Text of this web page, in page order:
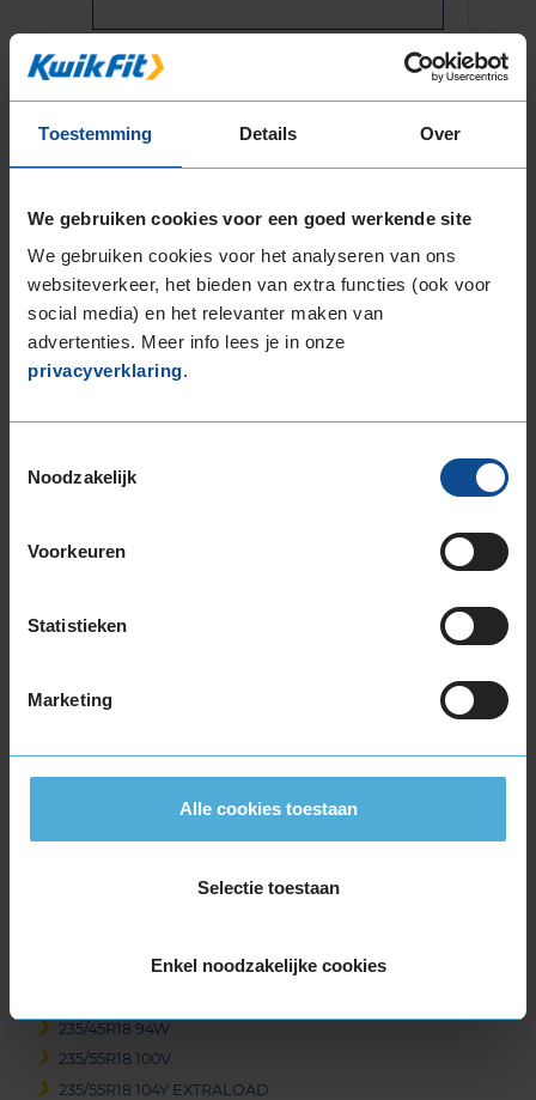
Toestemming Details Over
We gebruiken cookies voor een goed werkende site
We gebruiken cookies voor het analyseren van ons
websiteverkeer, het bieden van extra functies (ook voor
social media) en het relevanter maken van
advertenties. Meer info lees je in onze
privacyverklaring.
Noodzakelijk
Voorkeuren
Statistieken
Marketing
Alle cookies toestaan
Selectie toestaan
Enkel noodzakelijke cookies
Item
Beschikbare bandenmaten
17-inch banden
205/45R17 88W EXTRALOAD
205/45R17 88W EXTRALOAD RUNFLAT
225/45R17 91W
225/50R17 98Y EXTRALOAD RUNFLAT
225/55R17 101W EXTRALOAD
18-inch banden
205/45R18 90V EXTRALOAD
215/50R18 92V
225/45R18 95Y EXTRALOAD RUNFLAT
235/45R18 94W
235/55R18 100V
235/55R18 104Y EXTRALOAD